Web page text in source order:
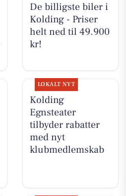
De billigste biler i
Kolding - Priser
helt ned til 49.900
kr!
LOKALT NYT
Kolding
Egnsteater
tilbyder rabatter
med nyt
klubmedlemskab